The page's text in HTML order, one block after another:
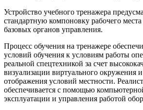
Устройство учебного тренажера
стандартную компоновку рабочего
базовых органов управления.
Процесс обучения на тренажере
условий обучения к условиям работы
реальной спецтехникой за счет
визуализации виртуального окружения
отображения условий местности.
обеспечивается с помощью
эксплуатации и управления работой